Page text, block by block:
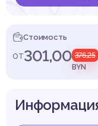
Стоимость
от301,00 376,25
BYN